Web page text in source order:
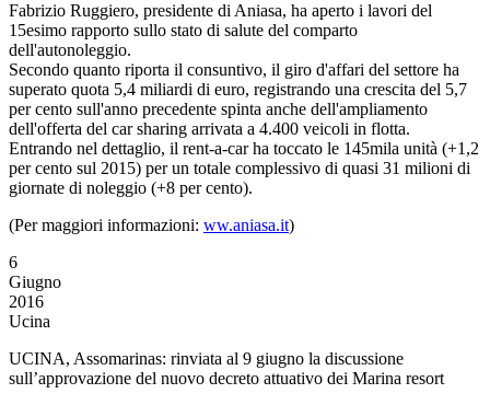
Fabrizio Ruggiero, presidente di Aniasa, ha aperto i lavori del
15esimo rapporto sullo stato di salute del comparto
dell'autonoleggio.
Secondo quanto riporta il consuntivo, il giro d'affari del settore ha
superato quota 5,4 miliardi di euro, registrando una crescita del 5,7
per cento sull'anno precedente spinta anche dell'ampliamento
dell'offerta del car sharing arrivata a 4.400 veicoli in flotta.
Entrando nel dettaglio, il rent-a-car ha toccato le 145mila unità (+1,2
per cento sul 2015) per un totale complessivo di quasi 31 milioni di
giornate di noleggio (+8 per cento).
(Per maggiori informazioni: ww.aniasa.it)
6
Giugno
2016
Ucina
UCINA, Assomarinas: rinviata al 9 giugno la discussione
sull’approvazione del nuovo decreto attuativo dei Marina resort